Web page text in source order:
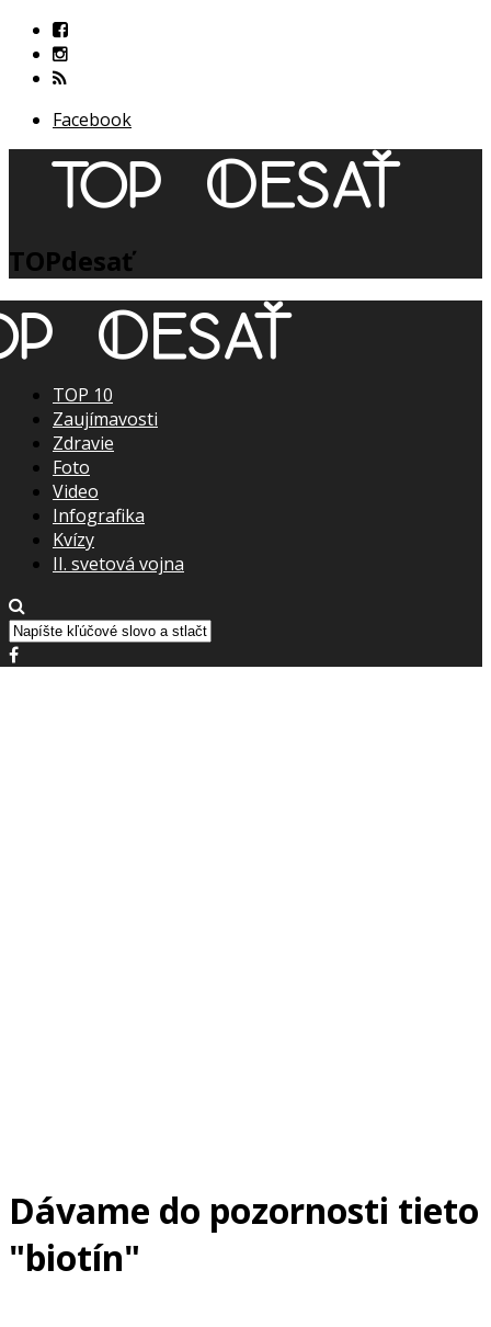
Facebook
TOPdesať
TOP 10
Zaujímavosti
Zdravie
Foto
Video
Infografika
Kvízy
II. svetová vojna
Dávame do pozornosti tieto
"biotín"